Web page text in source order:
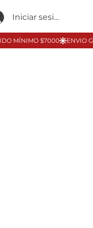
Iniciar sesión